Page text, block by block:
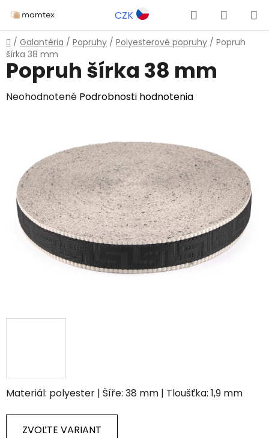
na
obsah
CZK Hľadať
KOŠÍK
Domov
/ Galantéria / Popruhy / Polyesterové popruhy / Popruh
šírka 38 mm
Materiál: polyester | Šíře: 38 mm | Tloušťka: 1,9 mm
ZVOĽTE VARIANT
Popruh šírka 38 mm
Priemerné
hviezdičiek.
Neohodnotené Podrobnosti hodnotenia